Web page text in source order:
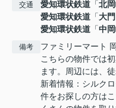
交通 愛知環状鉄道 「北
愛知環状鉄道 「大門
愛知環状鉄道 「中
備考
ファミリーマート
こちらの物件では
ます。周辺には、
新着情報：シルク
件をお探しの方は